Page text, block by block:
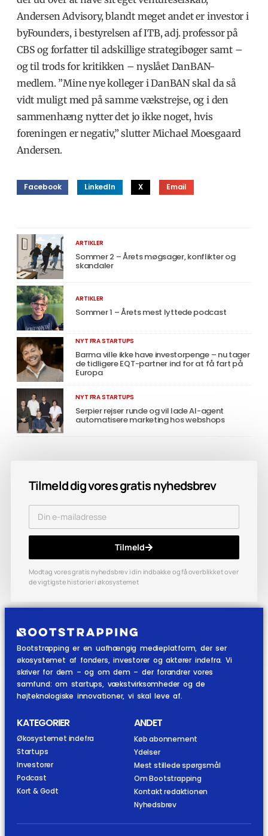
Andersen Advisory, blandt meget andet er investor i
byFounders, i bestyrelsen af ITB, adj. professor på
CBS og forfatter til adskillige strategibøger samt –
og til trods for kritikken – nyslået DanBAN-
medlem. ”Mine nye kolleger i DanBAN skal da så
vidt muligt med på samme vækstrejse, og i den
sammenhæng nytter det jo ikke noget, hvis
foreningen er negativ,” slutter Michael Moesgaard
Andersen.
Facebook LinkedIn X Email
ARTIKLER
Sommer 2 – Årets møgsager, konflikter og
skandaler
ARTIKLER
Sommer 1 – Årets mest lyttede podcast
NYT FRA STARTUPS
Barma ville ikke have investorpenge – nu tager
de tidligere EQT-partner ind for at få fart på
Europa
NYT FRA STARTUPS
Serpier rejser runde og vil lade AI-agent
automatisere marketing hos webshops
Tilmeld dig vores gratis nyhedsbrev
Tilmeld
Modtag vores gratis nyhedsbrev i din indbakke og få overblikket over
de vigtigste historier i økosystemet
Bootstrapping er en uafhængig medieplatform, der ser
økosystemet af fonders, investorer og aktører indefra. Vi
skriver for dem – og om dem – der forandrer vores
samfund: om startups, vækstvirksomheder og de
højteknologiske innovationer, vi skal leve af.
KATEGORIER
Økosystemet indefra
Startups
Investorer
Podcast
Kort & Godt
ANDET
Køb abonnement
Ydelser
Mest stillede spørgsmål
Om Bootstrapping
Kontakt redaktionen
Nyhedsbrev